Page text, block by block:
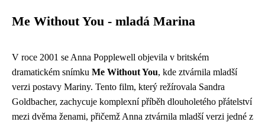
Me Without You - mladá Marina
V roce 2001 se Anna Popplewell objevila v britském
dramatickém snímku Me Without You, kde ztvárnila mladší
verzi postavy Mariny. Tento film, který režírovala Sandra
Goldbacher, zachycuje komplexní příběh dlouholetého přátelství
mezi dvěma ženami, přičemž Anna ztvárnila mladší verzi jedné z